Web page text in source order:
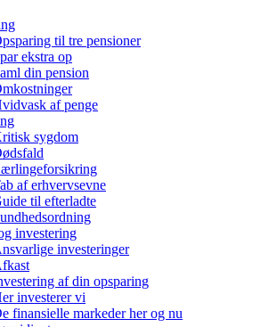
til tre pensioner
ekstra op
din pension
af penge
sygdom
af erhvervsevne
til efterladte
investering
investeringer
af din opsparing
investerer vi
finansielle markeder her og nu